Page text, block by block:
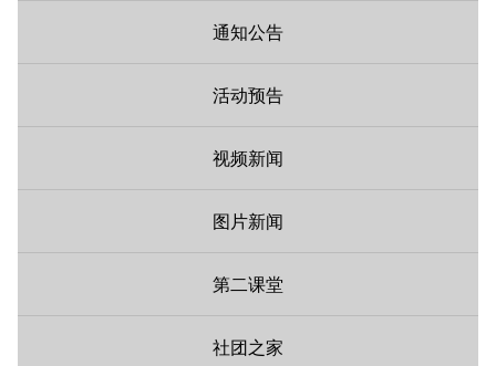
通知公告
活动预告
视频新闻
图片新闻
第二课堂
社团之家